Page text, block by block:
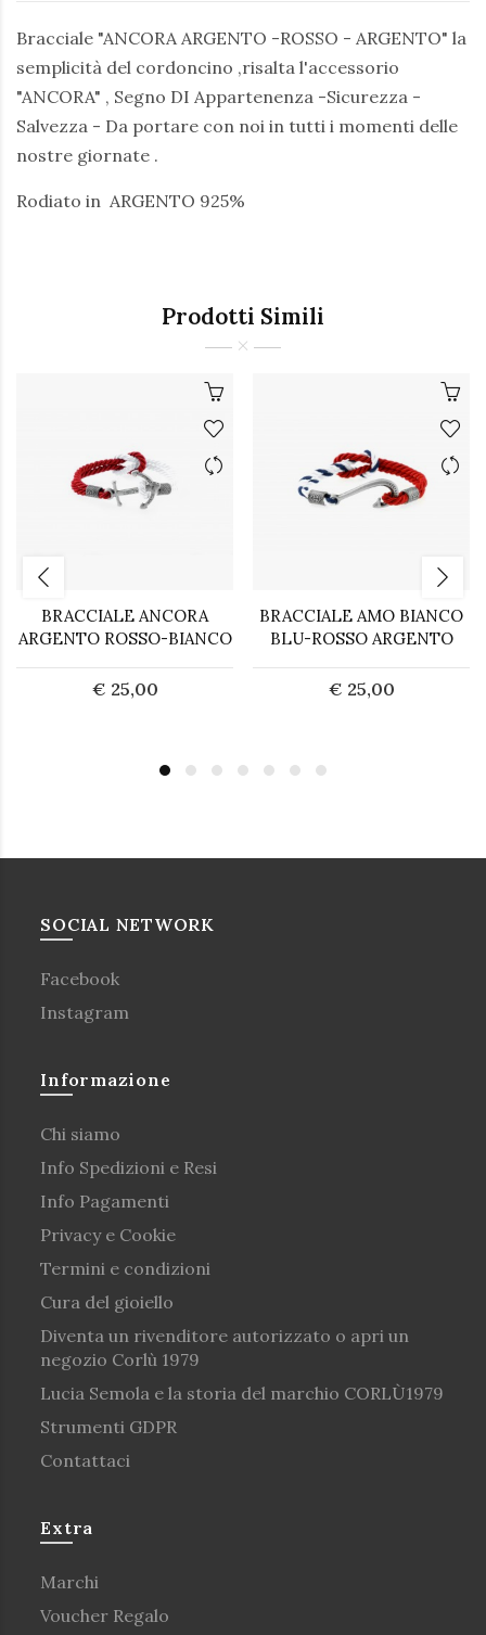
Bracciale "ANCORA ARGENTO -ROSSO - ARGENTO" la
semplicità del cordoncino ,risalta l'accessorio
"ANCORA" , Segno DI Appartenenza -Sicurezza -
Salvezza - Da portare con noi in tutti i momenti delle
nostre giornate .
Rodiato in ARGENTO 925%
Prodotti Simili
BRACCIALE ANCORA
ARGENTO ROSSO-BIANCO
€ 25,00
BRACCIALE AMO BIANCO
BLU-ROSSO ARGENTO
€ 25,00
SOCIAL NETWORK
Facebook
Instagram
Informazione
Chi siamo
Info Spedizioni e Resi
Info Pagamenti
Privacy e Cookie
Termini e condizioni
Cura del gioiello
Diventa un rivenditore autorizzato o apri un
negozio Corlù 1979
Lucia Semola e la storia del marchio CORLÙ1979
Strumenti GDPR
Contattaci
Extra
Marchi
Voucher Regalo